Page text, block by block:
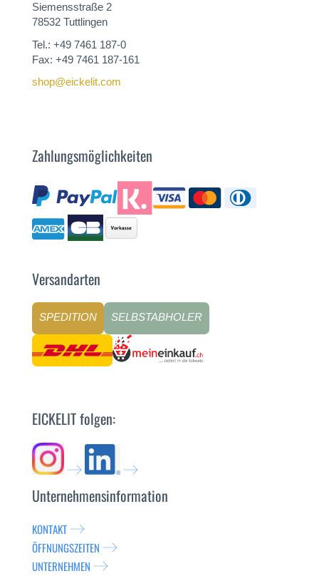
Siemensstraße 2
78532 Tuttlingen
Tel.: +49 7461 187-0
Fax: +49 7461 187-161
shop@eickelit.com
Zahlungsmöglichkeiten
Versandarten
SPEDITION SELBSTABHOLER
EICKELIT folgen:
Unternehmensinformation
KONTAKT
ÖFFNUNGSZEITEN
UNTERNEHMEN